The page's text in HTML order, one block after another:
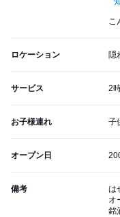
こ
ロケーション 隠
サービス 2
お子様連れ 子
オープン日
備考
は
オ
銘